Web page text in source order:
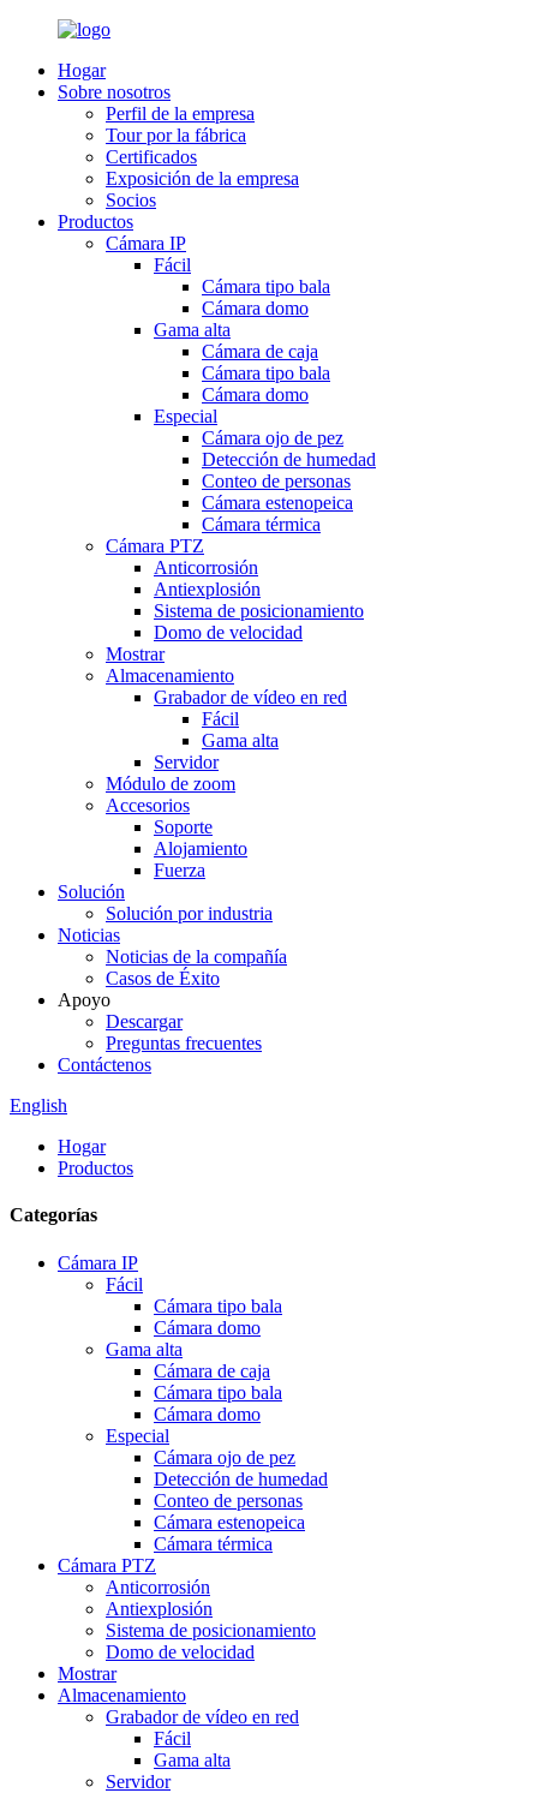
Hogar
Sobre nosotros
Perfil de la empresa
Tour por la fábrica
Certificados
Exposición de la empresa
Socios
Productos
Cámara IP
Fácil
Cámara tipo bala
Cámara domo
Gama alta
Cámara de caja
Cámara tipo bala
Cámara domo
Especial
Cámara ojo de pez
Detección de humedad
Conteo de personas
Cámara estenopeica
Cámara térmica
Cámara PTZ
Anticorrosión
Antiexplosión
Sistema de posicionamiento
Domo de velocidad
Mostrar
Almacenamiento
Grabador de vídeo en red
Fácil
Gama alta
Servidor
Módulo de zoom
Accesorios
Soporte
Alojamiento
Fuerza
Solución
Solución por industria
Noticias
Noticias de la compañía
Casos de Éxito
Apoyo
Descargar
Preguntas frecuentes
Contáctenos
English
Hogar
Productos
Categorías
Cámara IP
Fácil
Cámara tipo bala
Cámara domo
Gama alta
Cámara de caja
Cámara tipo bala
Cámara domo
Especial
Cámara ojo de pez
Detección de humedad
Conteo de personas
Cámara estenopeica
Cámara térmica
Cámara PTZ
Anticorrosión
Antiexplosión
Sistema de posicionamiento
Domo de velocidad
Mostrar
Almacenamiento
Grabador de vídeo en red
Fácil
Gama alta
Servidor